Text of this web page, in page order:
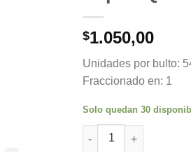
$1.050,00
Unidades por bulto:
Fraccionado en: 1
Solo quedan 30